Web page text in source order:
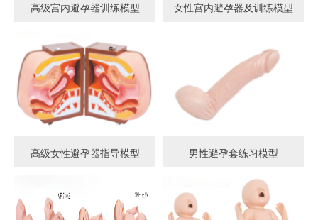
高级宫内避孕器训练模型 女性宫内避孕器及训练模型
高级女性避孕器指导模型 男性避孕套练习模型